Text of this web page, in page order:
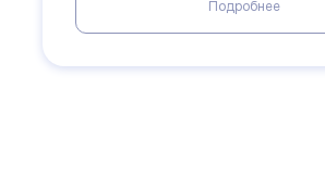
Подробнее